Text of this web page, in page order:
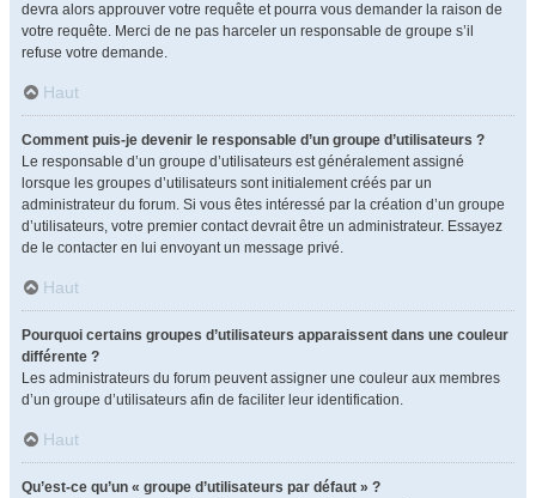
devra alors approuver votre requête et pourra vous demander la raison de
votre requête. Merci de ne pas harceler un responsable de groupe s’il
refuse votre demande.
Haut
Comment puis-je devenir le responsable d’un groupe d’utilisateurs ?
Le responsable d’un groupe d’utilisateurs est généralement assigné
lorsque les groupes d’utilisateurs sont initialement créés par un
administrateur du forum. Si vous êtes intéressé par la création d’un groupe
d’utilisateurs, votre premier contact devrait être un administrateur. Essayez
de le contacter en lui envoyant un message privé.
Haut
Pourquoi certains groupes d’utilisateurs apparaissent dans une couleur
différente ?
Les administrateurs du forum peuvent assigner une couleur aux membres
d’un groupe d’utilisateurs afin de faciliter leur identification.
Haut
Qu’est-ce qu’un « groupe d’utilisateurs par défaut » ?